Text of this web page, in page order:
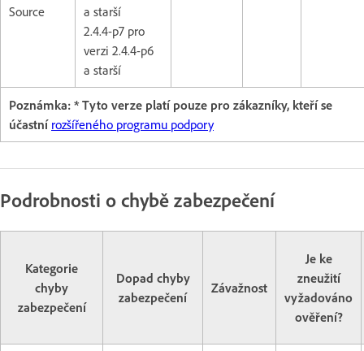
Source
a starší
2.4.4-p7 pro
verzi 2.4.4-p6
a starší
Poznámka: * Tyto verze platí pouze pro zákazníky, kteří se
účastní rozšířeného programu podpory
Podrobnosti o chybě zabezpečení
Kategorie
chyby
zabezpečení
Dopad chyby
zabezpečení
Závažnost
Je ke
zneužití
vyžadováno
ověření?